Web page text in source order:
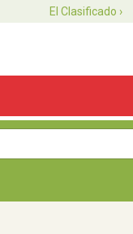
El Clasificado ›